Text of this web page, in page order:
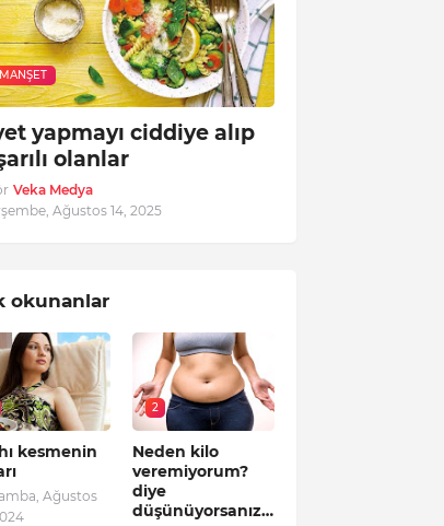
MANŞET
yapmayı ciddiye alıp
olanlar
Veka Medya
Ağustos 14, 2025
okunanlar
kesmenin
Ağustos
2
Neden kilo
veremiyorum?
diye
düşünüyorsanız…